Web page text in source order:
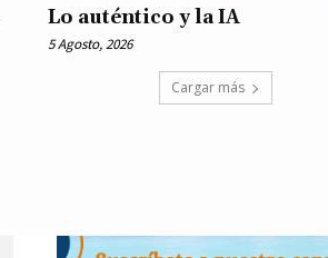
Lo auténtico y la IA
5 Agosto, 2026
Cargar más